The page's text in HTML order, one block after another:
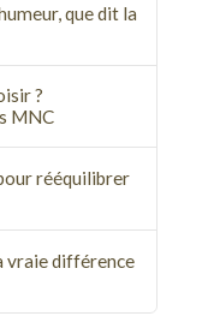
que dit la
?
MNC
rééquilibrer
vraie différence